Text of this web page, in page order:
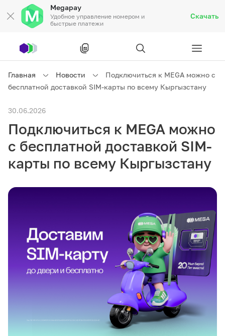
Megapay
Удобное управление номером и
быстрые платежи
Скачать
Частным клиентам
Бизнесу
Связь
Развлечения Соц.сети
Главная Новости
Подключиться к MEGA можно с
бесплатной доставкой SIM-карты по всему Кыргызстану
30.06.2026
Подключиться к MEGA можно
с бесплатной доставкой SIM-
карты по всему Кыргызстану